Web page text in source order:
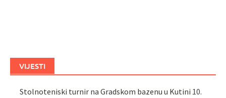
VIJESTI
Stolnoteniski turnir na Gradskom bazenu u Kutini 10.